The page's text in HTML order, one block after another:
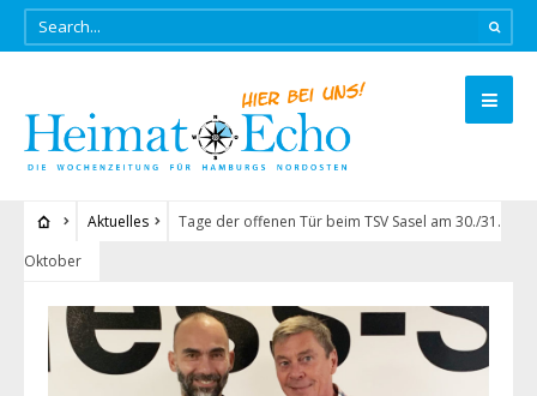
Aktuelles
Tage der offenen Tür beim TSV Sasel am 30./31.
Oktober